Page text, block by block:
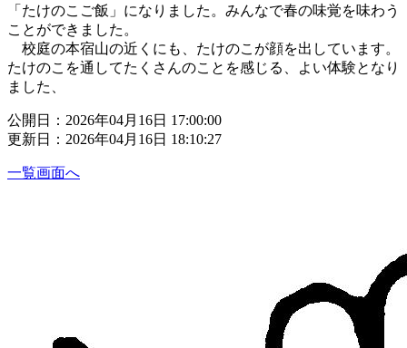
「たけのこご飯」になりました。みんなで春の味覚を味わう
ことができました。
校庭の本宿山の近くにも、たけのこが顔を出しています。
たけのこを通してたくさんのことを感じる、よい体験となり
ました、
公開日：2026年04月16日 17:00:00
更新日：2026年04月16日 18:10:27
一覧画面へ